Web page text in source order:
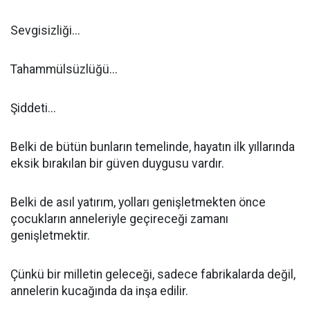
Sevgisizliği...
Tahammülsüzlüğü...
Şiddeti...
Belki de bütün bunların temelinde, hayatın ilk yıllarında
eksik bırakılan bir güven duygusu vardır.
Belki de asıl yatırım, yolları genişletmekten önce
çocukların anneleriyle geçireceği zamanı
genişletmektir.
Çünkü bir milletin geleceği, sadece fabrikalarda değil,
annelerin kucağında da inşa edilir.